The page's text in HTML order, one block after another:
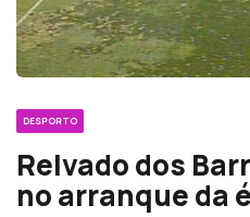
DESPORTO
Relvado dos
no arranque da